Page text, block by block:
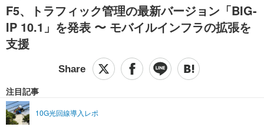
IT・デジタルTOP スマートフォン
ネタ
その他
SPEED TEST
エンタメ
エンタメTOP 映画・ドラマ
音楽
ペット
リリース一覧
プッシュ通知の停止方法
F5、トラフィック管理の最新バージョン「BIG-
IP 10.1」を発表 〜 モバイルインフラの拡張を
支援
注目記事
10G光回線導入レポ